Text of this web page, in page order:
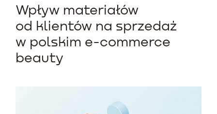
Wpływ materiałów
od klientów na sprzedaż
w polskim e-commerce
beauty